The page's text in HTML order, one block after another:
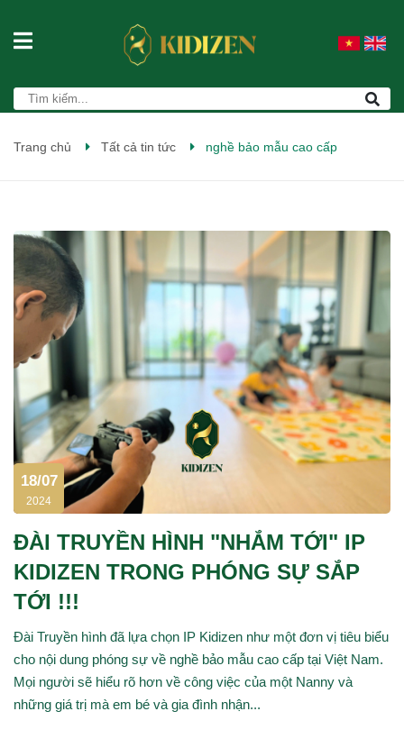
Trang chủ Tất cả tin tức nghề bảo mẫu cao cấp
18/07
2024
ĐÀI TRUYỀN HÌNH "NHẮM TỚI" IP
KIDIZEN TRONG PHÓNG SỰ SẮP
TỚI !!!
Đài Truyền hình đã lựa chọn IP Kidizen như một đơn vị tiêu biểu
cho nội dung phóng sự về nghề bảo mẫu cao cấp tại Việt Nam.
Mọi người sẽ hiểu rõ hơn về công việc của một Nanny và
những giá trị mà em bé và gia đình nhận...